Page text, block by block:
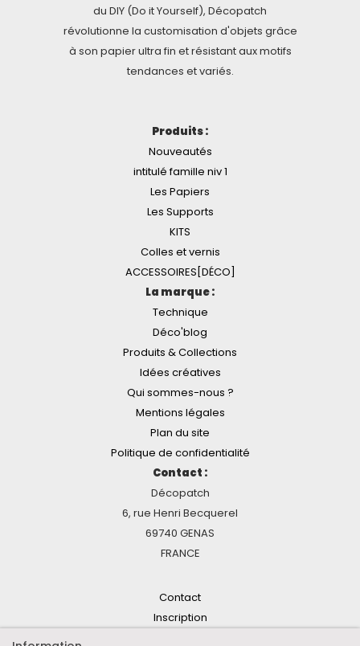
du DIY (Do it Yourself), Décopatch
révolutionne la customisation d'objets grâce
à son papier ultra fin et résistant aux motifs
tendances et variés.
Produits :
Nouveautés
intitulé famille niv 1
Les Papiers
Les Supports
KITS
Colles et vernis
ACCESSOIRES[DÉCO]
La marque :
Technique
Déco'blog
Produits & Collections
Idées créatives
Qui sommes-nous ?
Mentions légales
Plan du site
Politique de confidentialité
Contact :
Décopatch
6, rue Henri Becquerel
69740 GENAS
FRANCE
Contact
Inscription